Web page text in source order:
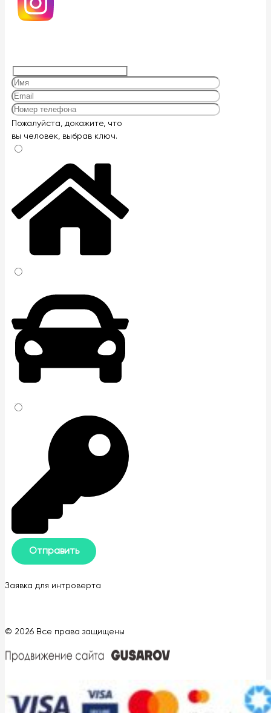
Оставьте
это
поле
Пожалуйста, докажите, что
вы человек, выбравключ.
Заявка для интроверта
© 2026 Все права защищены